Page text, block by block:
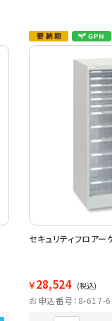
セキュリティフロア
￥28,524 (税込)
お申込番号：8-617-